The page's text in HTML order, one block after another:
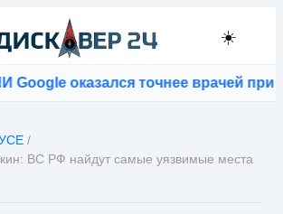
☀️
оказался точнее врачей при
/
ВС РФ найдут самые уязвимые места